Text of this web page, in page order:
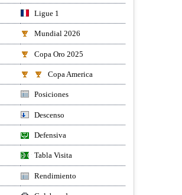
Ligue 1
Mundial 2026
Copa Oro 2025
Copa America
Posiciones
Descenso
Defensiva
Tabla Visita
Rendimiento